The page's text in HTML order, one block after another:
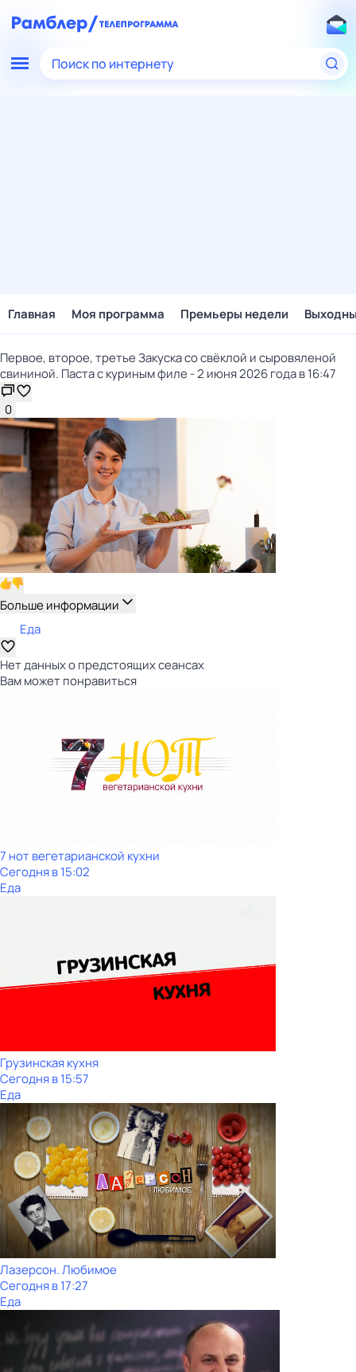
Поиск по интернету
Главная Моя программа Премьеры недели
Первое, второе, третье Закуска со свёклой и сыровяленой
свининой. Паста с куриным филе - 2 июня 2026 года в 16:47
0
Больше информации
Еда
Нет данных о предстоящих сеансах
Вам может понравиться
7 нот вегетарианской кухни
Сегодня в 15:02
Еда
Грузинская кухня
Сегодня в 15:57
Еда
Лазерсон. Любимое
Сегодня в 17:27
Еда